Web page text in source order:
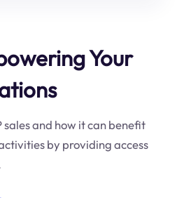
Your
and how it can benefit
by providing access